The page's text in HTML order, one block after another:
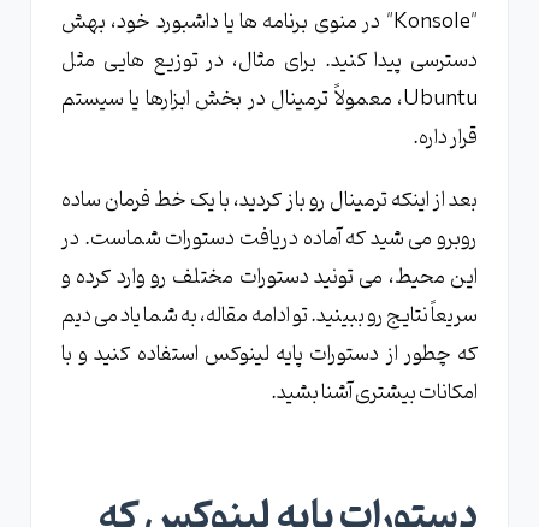
"Konsole" در منوی برنامه ها یا داشبورد خود، بهش
دسترسی پیدا کنید. برای مثال، در توزیع هایی مثل
Ubuntu، معمولاً ترمینال در بخش ابزارها یا سیستم
قرار داره.
بعد از اینکه ترمینال رو باز کردید، با یک خط فرمان ساده
روبرو می شید که آماده دریافت دستورات شماست. در
این محیط، می تونید دستورات مختلف رو وارد کرده و
سریعاً نتایج رو ببینید. تو ادامه مقاله، به شما یاد می دیم
که چطور از دستورات پایه لینوکس استفاده کنید و با
امکانات بیشتری آشنا بشید.